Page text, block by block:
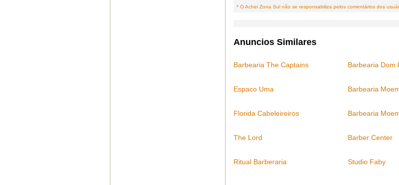
* O Achei Zona Sul não se responsabiliza pelos comentários dos
Anuncios Similares
Barbearia The Captains Barbearia Dom
Espaco Uma Barbearia
Florida Cabeleireiros Barbearia
The Lord Barber Center
Ritual Barberaria Studio Faby